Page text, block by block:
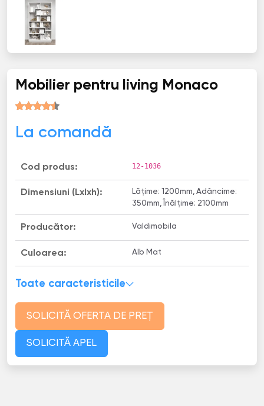
Mobilier pentru living Monaco
La comandă
Cod produs: 12-1036
Dimensiuni (Lxlxh):
Lățime: 1200mm, Adâncime:
350mm, Înălțime: 2100mm
Producător: Valdimobila
Culoarea: Alb Mat
Toate caracteristicile
SOLICITĂ OFERTA DE PREȚ
SOLICITĂ APEL